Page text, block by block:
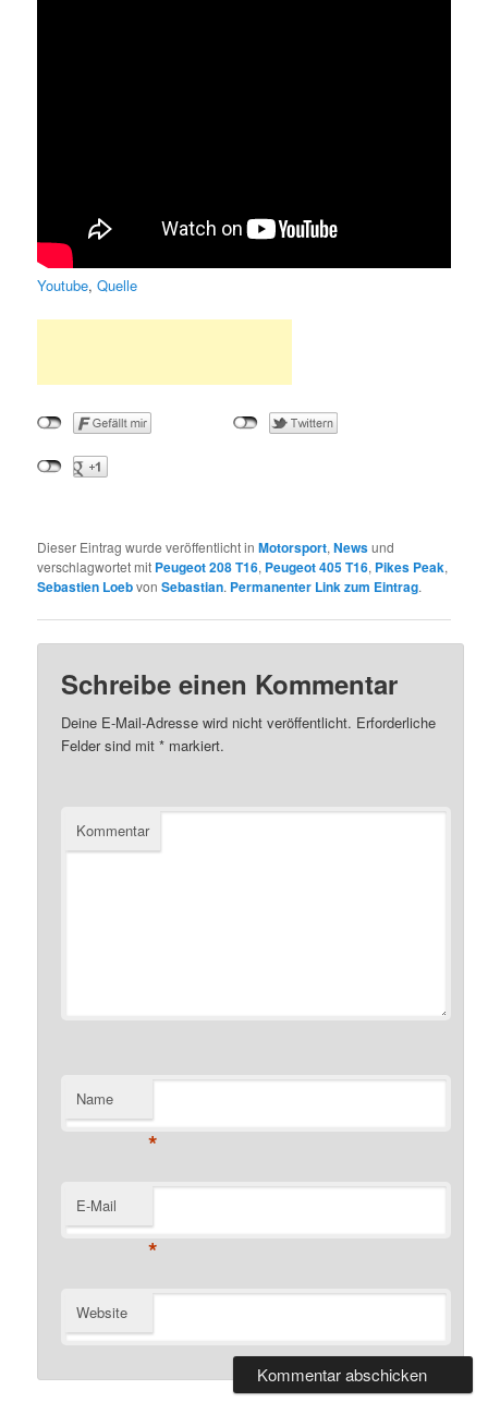
Youtube,Quelle
Dieser Eintrag wurde veröffentlicht inMotorsport,Newsund
verschlagwortet mit Peugeot 208 T16, Peugeot 405 T16, Pikes Peak,
Sebastien LoebvonSebastian. Permanenter Link zum Eintrag.
Schreibe einen Kommentar
Deine E-Mail-Adresse wird nicht veröffentlicht. Erforderliche
Felder sind mit* markiert.
Kommentar
Name
*
E-Mail
*
Website